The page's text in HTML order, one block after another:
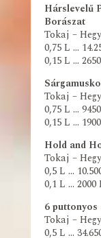
Hárslevelű
Borászat
Tokaj –
0,75 L …
0,15 L …
Tokaj –
0,75 L …
0,15 L …
Hold and
Tokaj –
0,5 L …
0,1 L … 2000
6 puttonyos
Tokaj –
0,5 L …